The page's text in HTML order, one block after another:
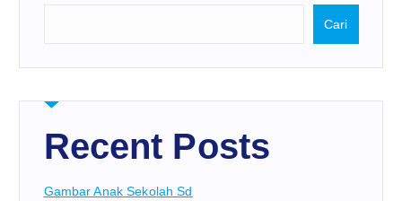
Cari
Recent Posts
Gambar Anak Sekolah Sd